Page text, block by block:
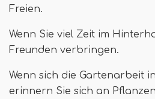
Freien.
Wenn Sie viel Zeit im
Freunden verbringen.
Wenn sich die Gartenarbeit
erinnern Sie sich an